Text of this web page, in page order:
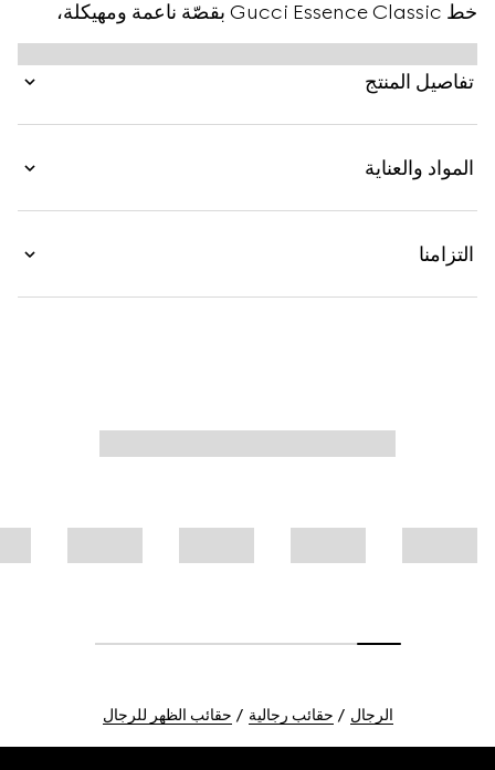
خط Gucci Essence Classic بقصّة ناعمة ومهيكلة،
وتعبر عن أسلوب مريح وسهل أثناء التنقل. مصنوعة من
كانفاس GG المطلي مع تقليمات بلون موحد تعزز مظهرها
الراقي، يتميز هذا النمط بوجود جيوب متعددة لحمل
الأغراض الأساسية.
تفاصيل المنتج
المواد والعناية
التزامنا
الرجال حقائب رجالية حقائب الظهر للرجال